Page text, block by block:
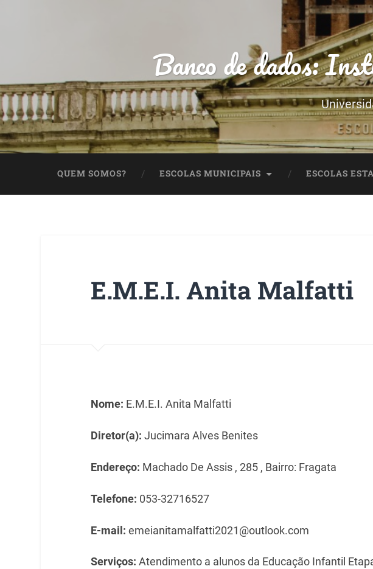
Banco de dados:
QUEM SOMOS? ESCOLAS MUNICIPAIS ESCOLAS
E.M.E.I. Anita Malfatti
Nome: E.M.E.I. Anita Malfatti
Diretor(a): Jucimara Alves Benites
Endereço: Machado De Assis , 285 , Bairro: Fragata
Telefone: 053-32716527
E-mail: emeianitamalfatti2021@outlook.com
Serviços: Atendimento a alunos da Educação Infantil